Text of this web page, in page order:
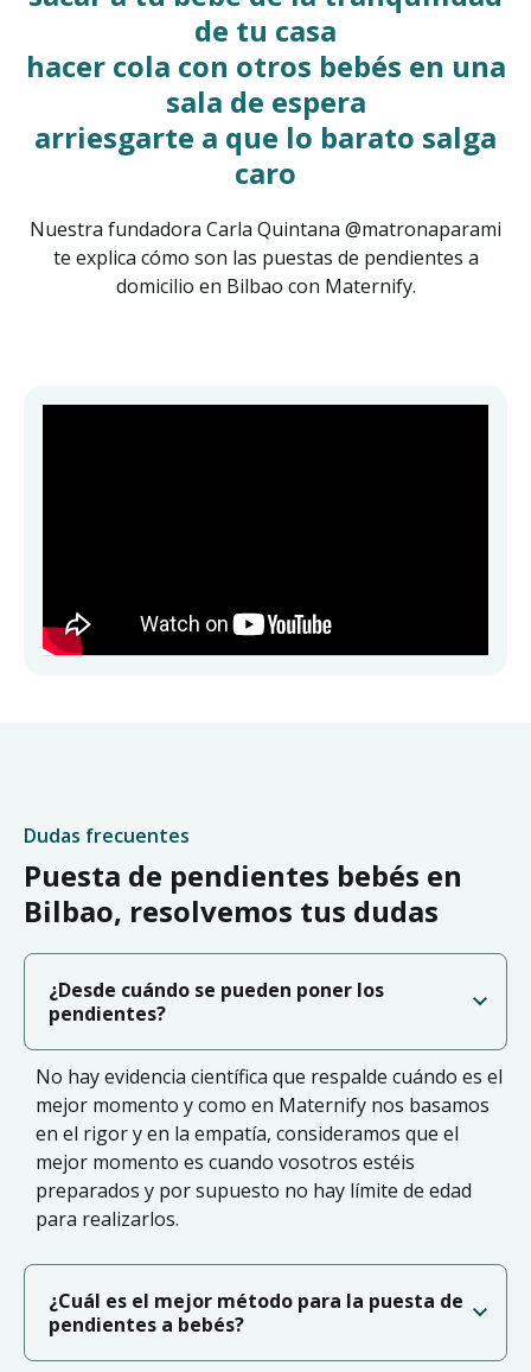
de tu casa
hacer cola con otros bebés en una
sala de espera
arriesgarte a que lo barato salga
caro
Nuestra fundadora Carla Quintana @matronaparami
te explica cómo son las puestas de pendientes a
domicilio en Bilbao con Maternify.
Dudas frecuentes
Puesta de pendientes bebés en
Bilbao, resolvemos tus dudas
¿Desde cuándo se pueden poner los
pendientes?
No hay evidencia científica que respalde cuándo es el
mejor momento y como en Maternify nos basamos
en el rigor y en la empatía, consideramos que el
mejor momento es cuando vosotros estéis
preparados y por supuesto no hay límite de edad
para realizarlos.
¿Cuál es el mejor método para la puesta de
pendientes a bebés?